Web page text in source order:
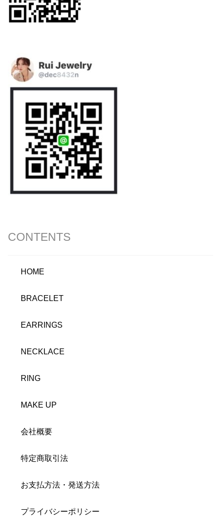
CONTENTS
HOME
BRACELET
EARRINGS
NECKLACE
RING
MAKE UP
会社概要
特定商取引法
お支払方法・発送方法
プライバシーポリシー